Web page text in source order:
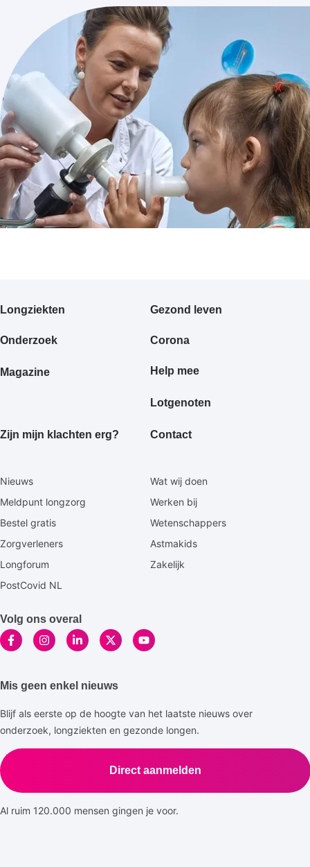
Primair
Longziekten Gezond leven
Onderzoek Corona
Magazine Help mee
Lotgenoten
Zijn mijn klachten erg? Contact
Secundaire
Nieuws
Wat wij doen
Meldpunt longzorg
Werken bij
Bestel gratis
Wetenschappers
Zorgverleners
Astmakids
Longforum
Zakelijk
PostCovid NL
Volg ons overal
Mis geen enkel nieuws
Blijf als eerste op de hoogte van het laatste nieuws over
onderzoek, longziekten en gezonde longen.
Direct aanmelden
Al ruim 120.000 mensen gingen je voor.